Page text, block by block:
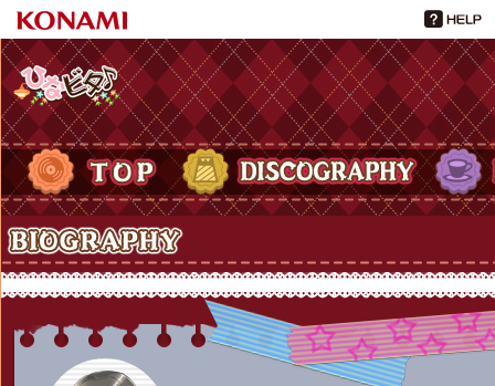
ひなビタ♪
TOP DISCOGRAPHY
Biography